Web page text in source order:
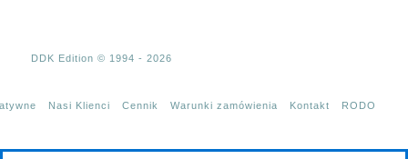
DDK Edition © 1994 - 2026
Nasi Klienci Cennik Warunki zamówienia Kontakt RODO